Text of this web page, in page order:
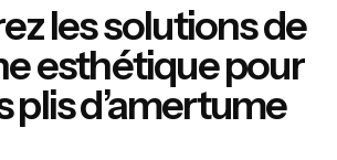
les solutions de
esthétique pour
plis d’amertume